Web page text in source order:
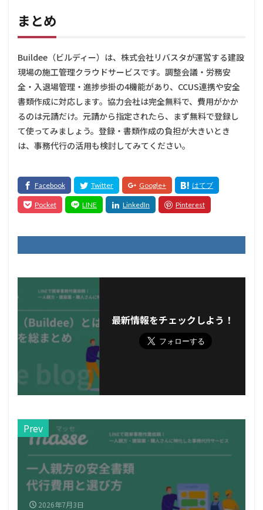
まとめ
Buildee（ビルディー）は、株式会社リバスタが運営する建設
現場の施工管理クラウドサービスです。調整会議・労務安
全・入退場管理・進捗歩掛の4機能があり、CCUS連携や安全
書類作成に対応します。協力会社は完全無料で、費用がかか
るのは元請だけ。元請から指定されたら、まず無料で登録し
て使ってみましょう。登録・書類作成の負担が大きいとき
は、事務代行の活用も検討してみてください。
最新情報をチェックしよう！
Prev
2026年7月3日